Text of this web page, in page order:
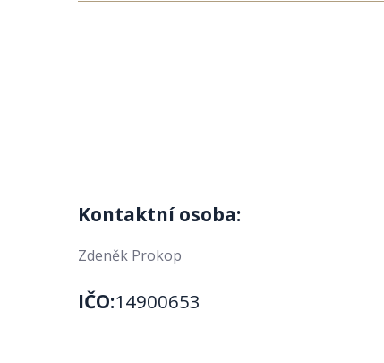
Kontaktní osoba:
Zdeněk Prokop
IČO:14900653